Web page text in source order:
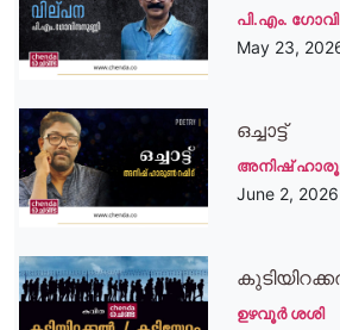
പി.എം.
May 23,
ഒച്ചാട്ട്
അനിഷ്
June 2, 2026
ഉഴവൂര്‍ ശശി